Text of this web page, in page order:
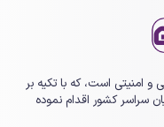
امنیتی است، که با تکیه بر
سراسر کشور اقدام نموده